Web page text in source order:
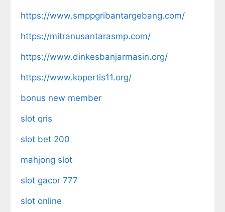
https://www.smppgribantargebang.com/
https://mitranusantarasmp.com/
https://www.dinkesbanjarmasin.org/
https://www.kopertis11.org/
bonus new member
slot qris
slot bet 200
mahjong slot
slot gacor 777
slot online